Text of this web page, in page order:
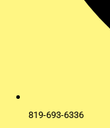
819-693-6336